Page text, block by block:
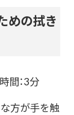
めの拭き
間：3分
方が手を触